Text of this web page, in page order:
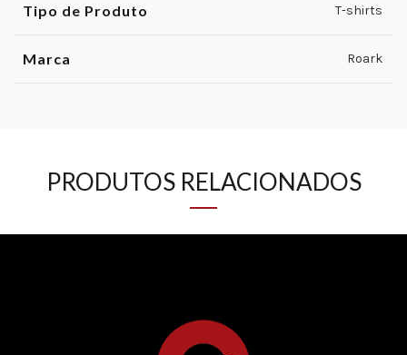
Tipo de Produto T-shirts
Marca Roark
PRODUTOS RELACIONADOS